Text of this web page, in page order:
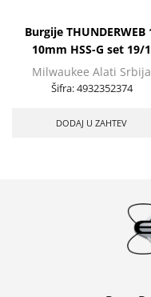
Burgije THUNDERWEB
10mm HSS-G set 19/1
Milwaukee Alati Srbija
Šifra:4932352374
DODAJ U ZAHTEV